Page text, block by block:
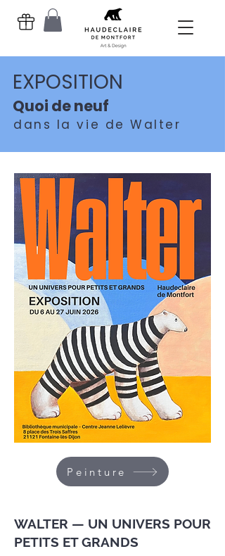
EXPOSITION
Quoi de neuf
dans la vie de Walter
Peinture
WALTER — UN UNIVERS POUR
PETITS ET GRANDS